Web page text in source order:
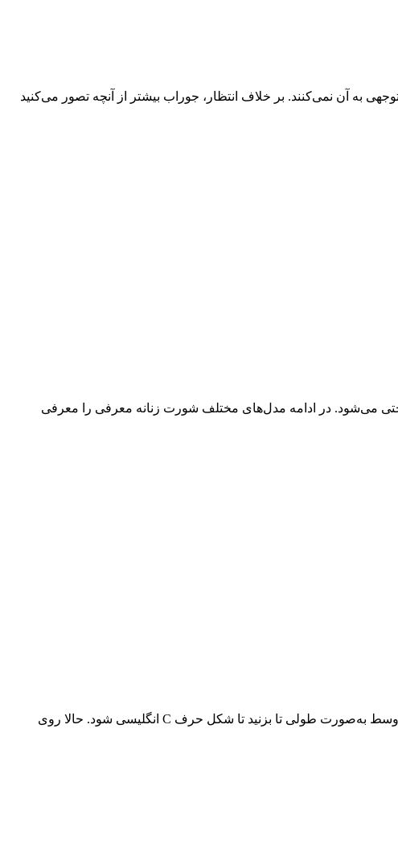
به آن نمی‌کنند. بر خلاف انتظار، جوراب بیشتر از آنچه تصور می‌کنید
می‌شود. در ادامه مدل‌های مختلف شورت زنانه معرفی را معرفی
برای استفاده از کاپ قاعدگی، ابتدا دست‌هایتان را با آب و صابون بشویید تا کاملاً تمیز باشند. کاپ را در دست بگیرید و آن را از وسط به‌صورت طولی تا بزنید تا شکل حرف C انگلیسی شود. حالا روی